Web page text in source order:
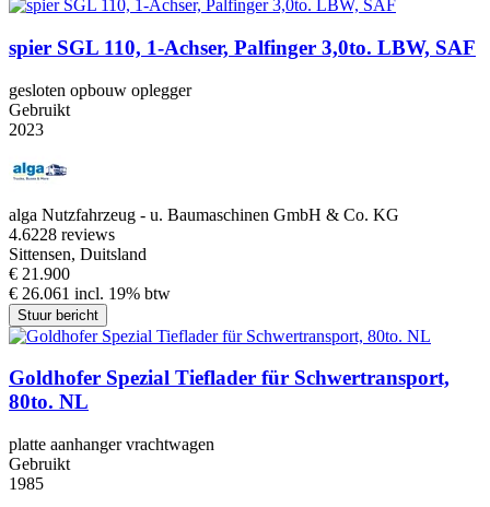
spier SGL 110, 1-Achser, Palfinger 3,0to. LBW, SAF
gesloten opbouw oplegger
Gebruikt
2023
alga Nutzfahrzeug - u. Baumaschinen GmbH & Co. KG
4.6228 reviews
Sittensen, Duitsland
€ 21.900
€ 26.061 incl. 19% btw
Stuur bericht
Goldhofer Spezial Tieflader für Schwertransport,
80to. NL
platte aanhanger vrachtwagen
Gebruikt
1985